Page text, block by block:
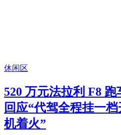
休闲区
520 万元法拉利 F8
回应“代驾全程挂一
机着火”